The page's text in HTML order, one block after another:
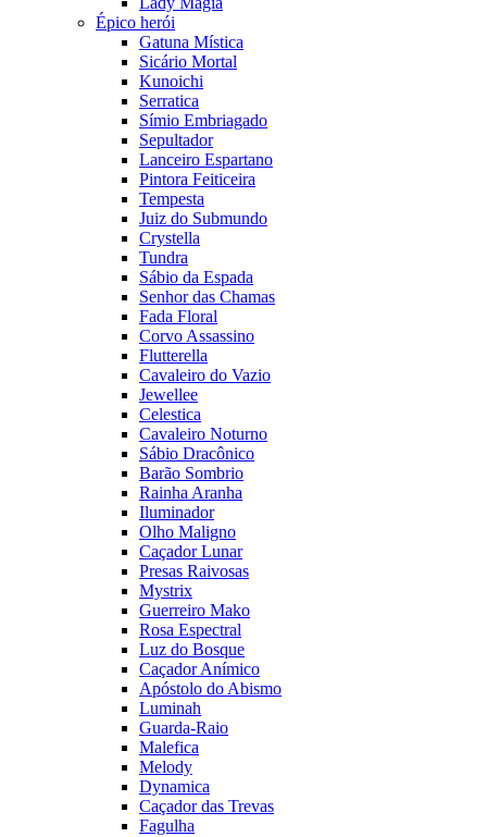
Épico herói
Gatuna Mística
Sicário Mortal
Kunoichi
Serratica
Símio Embriagado
Sepultador
Lanceiro Espartano
Pintora Feiticeira
Tempesta
Juiz do Submundo
Crystella
Tundra
Sábio da Espada
Senhor das Chamas
Fada Floral
Corvo Assassino
Flutterella
Cavaleiro do Vazio
Jewellee
Celestica
Cavaleiro Noturno
Sábio Dracônico
Barão Sombrio
Rainha Aranha
Iluminador
Olho Maligno
Caçador Lunar
Presas Raivosas
Mystrix
Guerreiro Mako
Rosa Espectral
Luz do Bosque
Caçador Anímico
Apóstolo do Abismo
Luminah
Guarda-Raio
Malefica
Melody
Dynamica
Caçador das Trevas
Fagulha